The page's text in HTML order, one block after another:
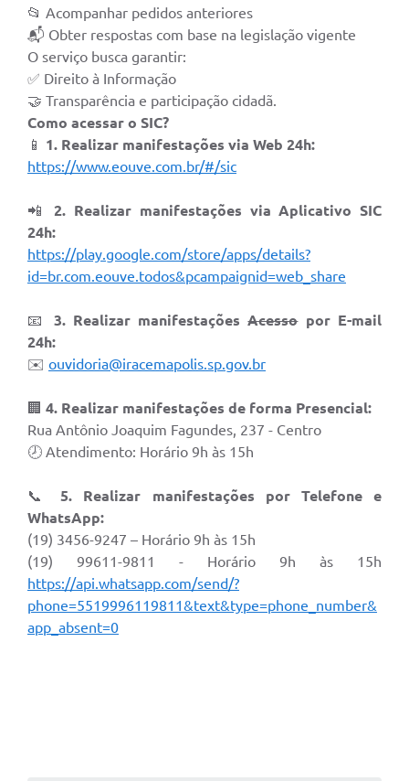
📂 Acompanhar pedidos anteriores
📬 Obter respostas com base na legislação vigente
O serviço busca garantir:
✅ Direito à Informação
🤝 Transparência e participação cidadã.
Como acessar o SIC?
📱 1. Realizar manifestações via Web 24h:
https://www.eouve.com.br/#/sic
📲2. Realizar manifestações via Aplicativo SIC
24h:
https://play.google.com/store/apps/details?
id=br.com.eouve.todos&pcampaignid=web_share
📧 3. Realizar manifestaçõesAcessopor E-mail
24h:
✉️ ouvidoria@iracemapolis.sp.gov.br
🏢 4. Realizar manifestações de forma Presencial:
Rua Antônio Joaquim Fagundes, 237 - Centro
🕗 Atendimento: Horário 9h às 15h
📞5. Realizar manifestações por Telefone e
WhatsApp:
(19) 3456-9247 – Horário 9h às 15h
(19) 99611-9811 - Horário 9h às 15h
https://api.whatsapp.com/send/?
phone=5519996119811&text&type=phone_number&
app_absent=0